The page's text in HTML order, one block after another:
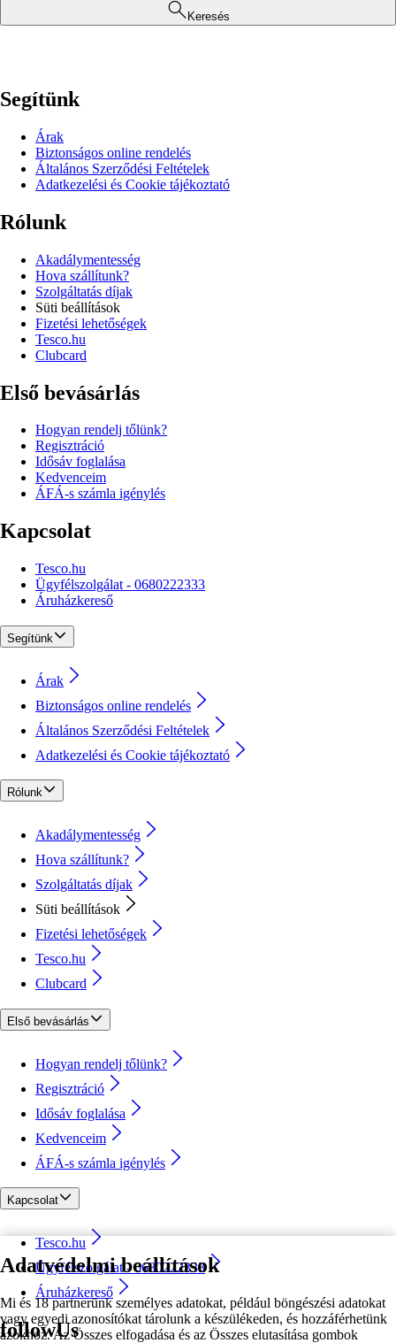
Adatvédelmi beállítások
Mi és 18 partnerünk személyes adatokat, például böngészési adatokat
vagy egyedi azonosítókat tárolunk a készülékeden, és hozzáférhetünk
azokhoz. Az Összes elfogadása és az Összes elutasítása gombok
Keresés
Segítünk
Árak
Biztonságos online rendelés
Általános Szerződési Feltételek
Adatkezelési és Cookie tájékoztató
Rólunk
Akadálymentesség
Hova szállítunk?
Szolgáltatás díjak
Süti beállítások
Fizetési lehetőségek
Tesco.hu
Clubcard
Első bevásárlás
Hogyan rendelj tőlünk?
Regisztráció
Idősáv foglalása
Kedvenceim
ÁFÁ-s számla igénylés
Kapcsolat
Tesco.hu
Ügyfélszolgálat - 0680222333
Áruházkereső
Segítünk
Árak
Biztonságos online rendelés
Általános Szerződési Feltételek
Adatkezelési és Cookie tájékoztató
Rólunk
Akadálymentesség
Hova szállítunk?
Szolgáltatás díjak
Süti beállítások
Fizetési lehetőségek
Tesco.hu
Clubcard
Első bevásárlás
Hogyan rendelj tőlünk?
Regisztráció
Idősáv foglalása
Kedvenceim
ÁFÁ-s számla igénylés
Kapcsolat
Tesco.hu
Ügyfélszolgálat - 0680222333
Áruházkereső
followUs